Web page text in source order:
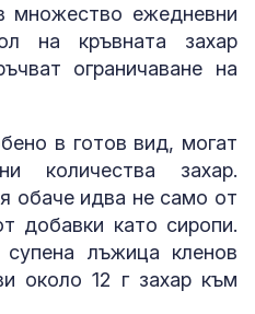
множество ежедневни
на кръвната захар
ограничаване на
в готов вид, могат
количества захар.
обаче идва не само от
добавки като сиропи.
лъжица кленов
около 12 г захар към